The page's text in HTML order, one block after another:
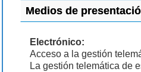
Medios de
Electrónico:
Acceso a la gestión
La gestión telemática de